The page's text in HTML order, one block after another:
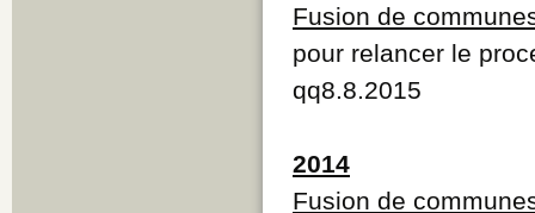
Fusion de
pour relancer le
qq8.8.2015
2014
Fusion de